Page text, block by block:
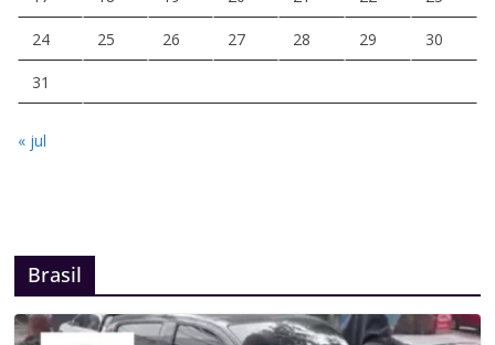
24 25 26 27 28 29 30
31
« jul
Brasil